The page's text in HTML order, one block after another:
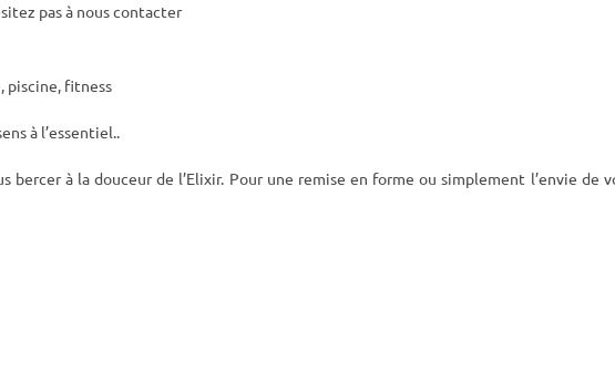
pas à nous contacter
piscine, fitness
à l’essentiel..
bercer à la douceur de l’Elixir. Pour une remise en forme ou simplement l’envie de